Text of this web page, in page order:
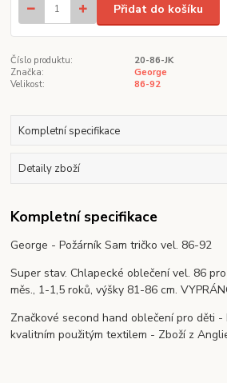
Přidat do košíku
Číslo produktu:
20-86-JK
Značka:
George
Velikost:
86-92
Kompletní specifikace
Detaily zboží
Kompletní specifikace
George - Požárník Sam tričko vel. 86-92
Super stav. Chlapecké oblečení vel. 86
měs., 1-1,5 roků, výšky 81-86 cm.
Značkové second hand oblečení pro děti -
kvalitním použitým textilem - Zboží z